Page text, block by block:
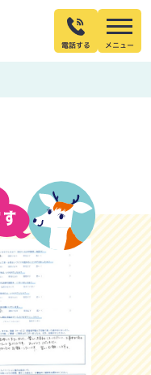
電話する